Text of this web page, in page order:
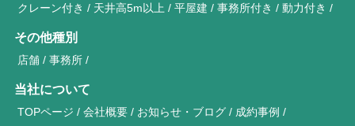
クレーン付き
天井高5m以上 平屋建 事務所付き 動力付き
その他種別
店舗 事務所
当社について
TOPページ 会社概要 お知らせ・ブログ
成約事例